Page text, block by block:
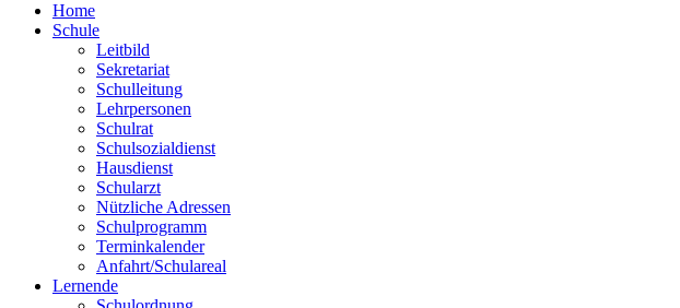
Home
Schule
Leitbild
Sekretariat
Schulleitung
Lehrpersonen
Schulrat
Schulsozialdienst
Hausdienst
Schularzt
Nützliche Adressen
Schulprogramm
Terminkalender
Anfahrt/Schulareal
Lernende